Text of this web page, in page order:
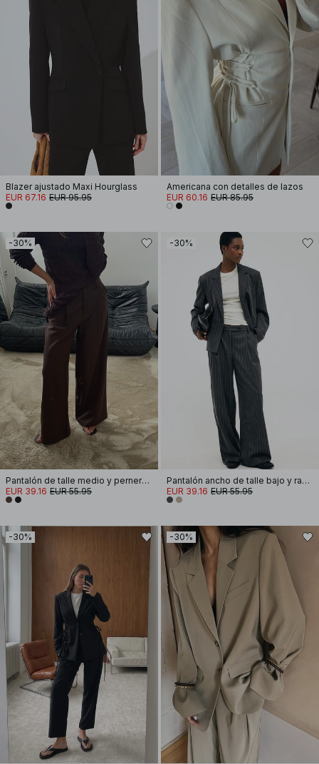
Blazer ajustado Maxi Hourglass
EUR 67.16 EUR 95.95
Americana con detalles de lazos
EUR 60.16 EUR 85.95
-30%
Pantalón de talle medio y pernera ancha
EUR 39.16 EUR 55.95
-30%
Pantalón ancho de talle bajo y raya diplomática
EUR 39.16 EUR 55.95
-30% -30%